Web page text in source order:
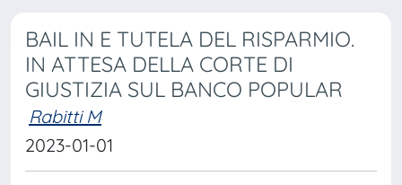
BAIL IN E TUTELA DEL RISPARMIO.
IN ATTESA DELLA CORTE DI
GIUSTIZIA SUL BANCO POPULAR
Rabitti M
2023-01-01